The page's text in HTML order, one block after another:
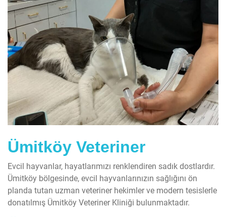
Ümitköy Veteriner
Evcil hayvanlar, hayatlarımızı renklendiren sadık dostlardır.
Ümitköy bölgesinde, evcil hayvanlarınızın sağlığını ön
planda tutan uzman veteriner hekimler ve modern tesislerle
donatılmış Ümitköy Veteriner Kliniği bulunmaktadır.